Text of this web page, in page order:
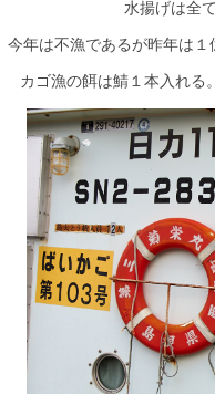
水揚げは全
今年は不漁であるが昨年は１
カゴ漁の餌は鯖１本入れる